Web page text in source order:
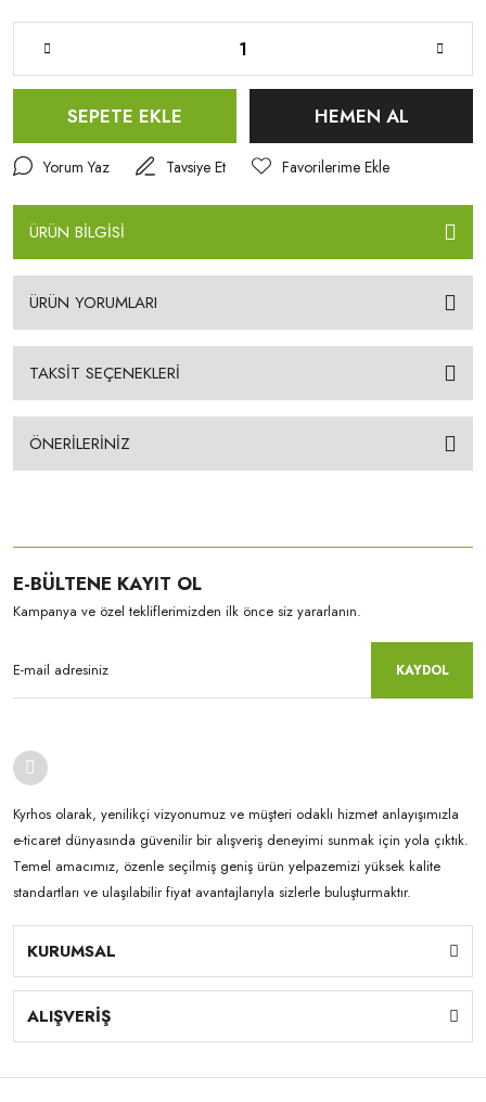
SEPETE EKLE HEMEN AL
Yorum Yaz Tavsiye Et
ÜRÜN BİLGİSİ
ÜRÜN YORUMLARI
TAKSİT SEÇENEKLERİ
ÖNERİLERİNİZ
E-BÜLTENE KAYIT OL
Kampanya ve özel tekliflerimizden ilk önce siz yararlanın.
KAYDOL
Kyrhos olarak, yenilikçi vizyonumuz ve müşteri odaklı hizmet anlayışımızla
e-ticaret dünyasında güvenilir bir alışveriş deneyimi sunmak için yola çıktık.
Temel amacımız, özenle seçilmiş geniş ürün yelpazemizi yüksek kalite
standartları ve ulaşılabilir fiyat avantajlarıyla sizlerle buluşturmaktır.
KURUMSAL
ALIŞVERİŞ